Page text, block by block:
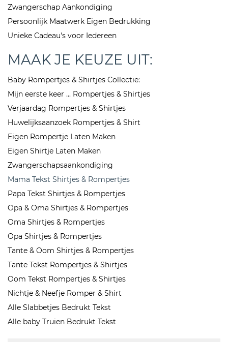
Zwangerschap Aankondiging
Persoonlijk Maatwerk Eigen Bedrukking
Unieke Cadeau's voor Iedereen
MAAK JE KEUZE UIT:
Baby Rompertjes & Shirtjes Collectie:
Mijn eerste keer ... Rompertjes & Shirtjes
Verjaardag Rompertjes & Shirtjes
Huwelijksaanzoek Rompertjes & Shirt
Eigen Rompertje Laten Maken
Eigen Shirtje Laten Maken
Zwangerschapsaankondiging
Mama Tekst Shirtjes & Rompertjes
Papa Tekst Shirtjes & Rompertjes
Opa & Oma Shirtjes & Rompertjes
Oma Shirtjes & Rompertjes
Opa Shirtjes & Rompertjes
Tante & Oom Shirtjes & Rompertjes
Tante Tekst Rompertjes & Shirtjes
Oom Tekst Rompertjes & Shirtjes
Nichtje & Neefje Romper & Shirt
Alle Slabbetjes Bedrukt Tekst
Alle baby Truien Bedrukt Tekst